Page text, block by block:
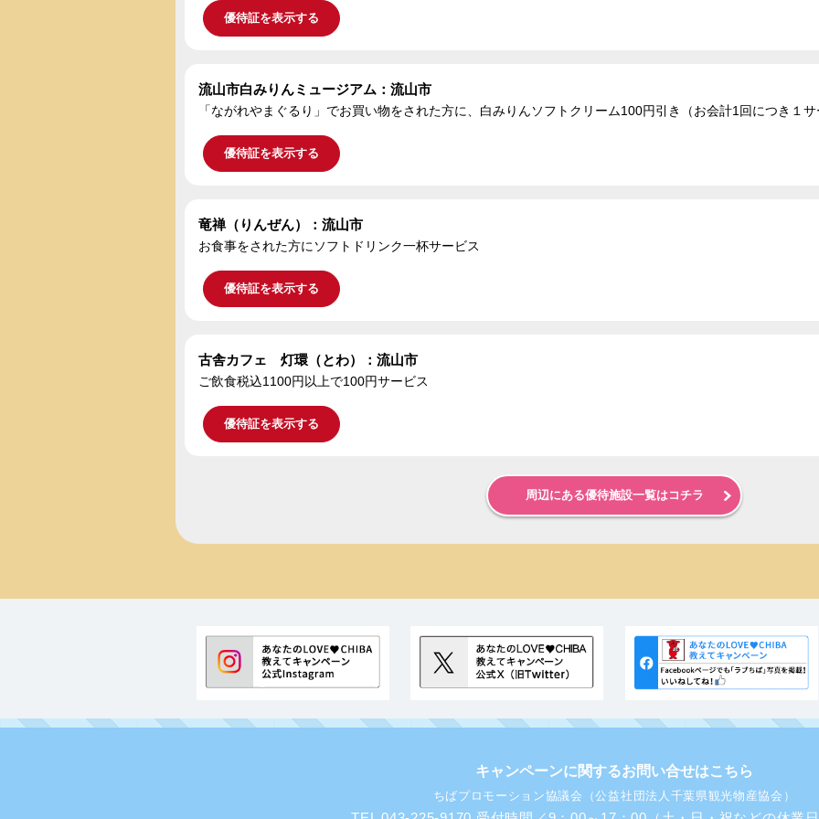
優待証を表示する
流山市白みりんミュージアム：流山市
「ながれやまぐるり」でお買い物をされた方に、白みりんソフトクリーム100円引き（お会計1回につき１
優待証を表示する
竜禅（りんぜん）：流山市
お食事をされた方にソフトドリンク一杯サービス
優待証を表示する
古舎カフェ 灯環（とわ）：流山市
ご飲食税込1100円以上で100円サービス
優待証を表示する
周辺にある優待施設一覧はコチラ
キャンペーンに関するお問い合せはこちら
ちばプロモーション協議会（公益社団法人千葉県観光物産協会）